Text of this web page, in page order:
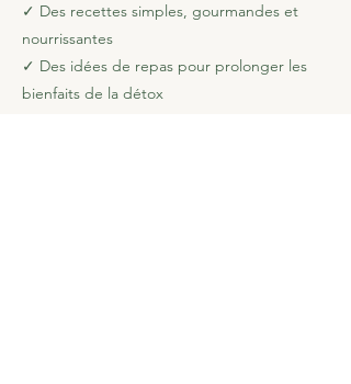
✓ Des recettes simples, gourmandes et
nourrissantes
✓ Des idées de repas pour prolonger les
bienfaits de la détox